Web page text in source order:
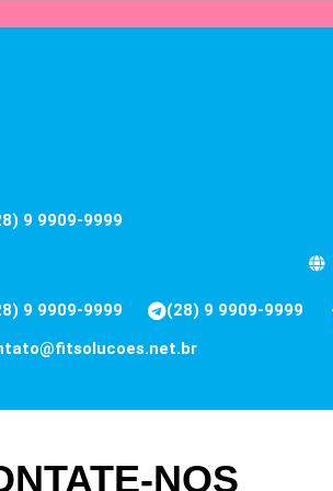
9 9909-9999
9 9909-9999 (28) 9 9909-9999
NOS